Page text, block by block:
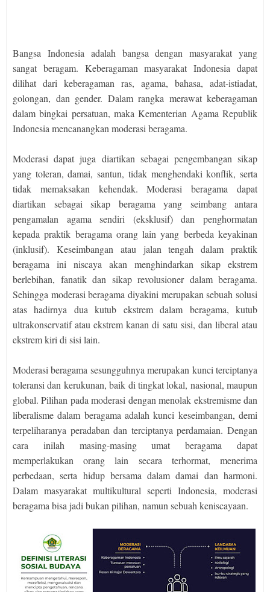
Bangsa Indonesia adalah bangsa dengan masyarakat yang
sangat beragam. Keberagaman masyarakat Indonesia dapat
dilihat dari keberagaman ras, agama, bahasa, adat-istiadat,
golongan, dan gender. Dalam rangka merawat keberagaman
dalam bingkai persatuan, maka Kementerian Agama Republik
Indonesia mencanangkan moderasi beragama.
Moderasi dapat juga diartikan sebagai pengembangan sikap
yang toleran, damai, santun, tidak menghendaki konflik, serta
tidak memaksakan kehendak. Moderasi beragama dapat
diartikan sebagai sikap beragama yang seimbang antara
pengamalan agama sendiri (eksklusif) dan penghormatan
kepada praktik beragama orang lain yang berbeda keyakinan
(inklusif). Keseimbangan atau jalan tengah dalam praktik
beragama ini niscaya akan menghindarkan sikap ekstrem
berlebihan, fanatik dan sikap revolusioner dalam beragama.
Sehingga moderasi beragama diyakini merupakan sebuah solusi
atas hadirnya dua kutub ekstrem dalam beragama, kutub
ultrakonservatif atau ekstrem kanan di satu sisi, dan liberal atau
ekstrem kiri di sisi lain.
Moderasi beragama sesungguhnya merupakan kunci terciptanya
toleransi dan kerukunan, baik di tingkat lokal, nasional, maupun
global. Pilihan pada moderasi dengan menolak ekstremisme dan
liberalisme dalam beragama adalah kunci keseimbangan, demi
terpeliharanya peradaban dan terciptanya perdamaian. Dengan
cara inilah masing-masing umat beragama dapat
memperlakukan orang lain secara terhormat, menerima
perbedaan, serta hidup bersama dalam damai dan harmoni.
Dalam masyarakat multikultural seperti Indonesia, moderasi
beragama bisa jadi bukan pilihan, namun sebuah keniscayaan.